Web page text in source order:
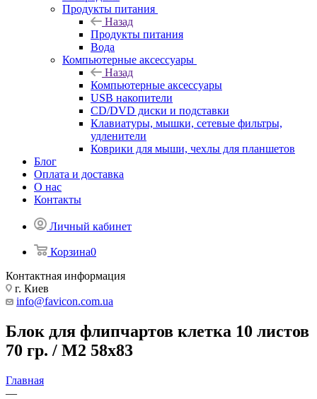
Продукты питания
Назад
Продукты питания
Вода
Компьютерные аксессуары
Назад
Компьютерные аксессуары
USB накопители
CD/DVD диски и подставки
Клавиатуры, мышки, сетевые фильтры,
удленители
Коврики для мыши, чехлы для планшетов
Блог
Оплата и доставка
О нас
Контакты
Личный кабинет
Корзина0
Контактная информация
г. Киев
info@favicon.com.ua
Блок для флипчартов клетка 10 листов
70 гр. / М2 58x83
Главная
—